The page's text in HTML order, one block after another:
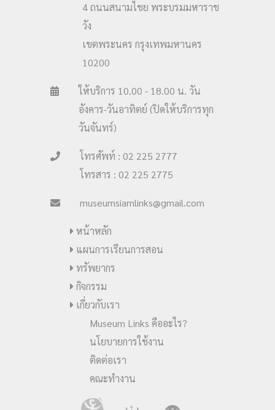
4 ถนนสนามไชย พระบรมมหาราช
วัง
เขตพระนคร กรุงเทพมหานคร
10200
ให้บริการ 10.00 - 18.00 น. วัน
อังคาร-วันอาทิตย์ (ปิดให้บริการทุก
วันจันทร์)
โทรศัพท์ : 02 225 2777
โทรสาร : 02 225 2775
museumsiamlinks@gmail.com
หน้าหลัก
แผนการเรียนการสอน
ทรัพยากร
กิจกรรม
เกี่ยวกับเรา
Museum Links คืออะไร?
นโยบายการใช้งาน
ติดต่อเรา
คณะทำงาน